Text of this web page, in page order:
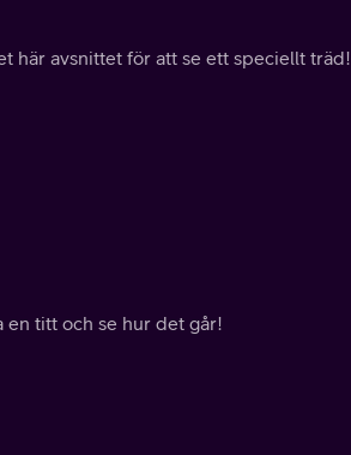
här avsnittet för att se ett speciellt träd!
en titt och se hur det går!